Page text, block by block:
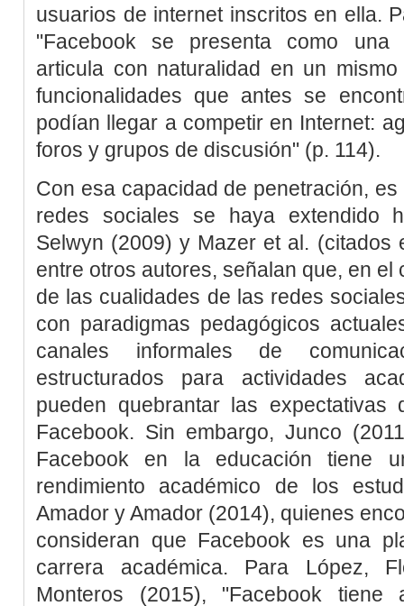
usuarios de internet inscritos en ella.
"Facebook se presenta como una
articula con naturalidad en un
funcionalidades que antes se
podían llegar a competir en Internet:
foros y grupos de discusión" (p. 114).
Con esa capacidad de penetración,
redes sociales se haya extendido
Selwyn (2009) y Mazer et al. (citados
entre otros autores, señalan que, en
de las cualidades de las redes
con paradigmas pedagógicos
canales informales de
estructurados para actividades
pueden quebrantar las
Facebook. Sin embargo,Junco
Facebook en la educación tiene
rendimiento académico de los
Amador y Amador (2014), quienes
consideran que Facebook es una
carrera académica. Para López,
Monteros (2015), "Facebook tiene